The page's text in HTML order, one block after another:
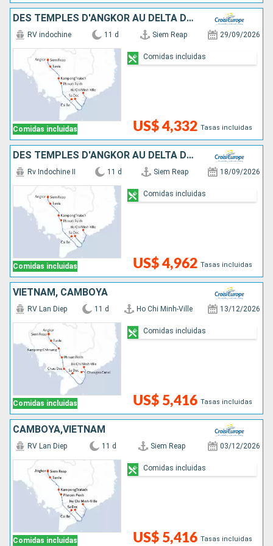
DES TEMPLES D'ANGKOR AU DELTA DU MÉKONG
Comidas incluidas
RV indochine 11 d Siem Reap 29/09/2026
US$ 4,332 Tasas incluidas
Comidas incluidas
DES TEMPLES D'ANGKOR AU DELTA DU MÉKONG
Comidas incluidas
Rv Indochine II 11 d Siem Reap 18/09/2026
US$ 4,962 Tasas incluidas
Comidas incluidas
VIETNAM, CAMBOYA
Comidas incluidas
RV Lan Diep 11 d Ho Chi Minh-Ville 13/12/2026
US$ 5,416 Tasas incluidas
Comidas incluidas
CAMBOYA,VIETNAM
Comidas incluidas
RV Lan Diep 11 d Siem Reap 03/12/2026
US$ 5,416 Tasas incluidas
Comidas incluidas